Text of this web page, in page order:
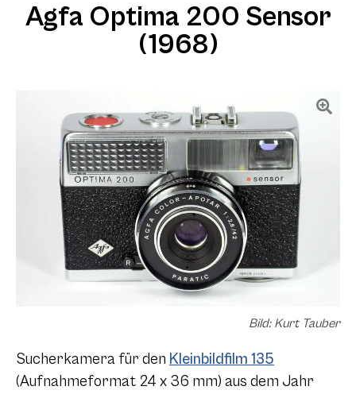
Agfa Optima 200 Sensor
(1968)
Bild: Kurt Tauber
Sucherkamera für den Kleinbildfilm 135
(Aufnahmeformat 24 x 36 mm) aus dem Jahr